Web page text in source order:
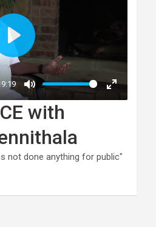
with
not done anything for public"